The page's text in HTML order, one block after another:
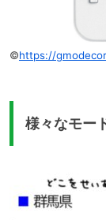
©https://
様々なモー